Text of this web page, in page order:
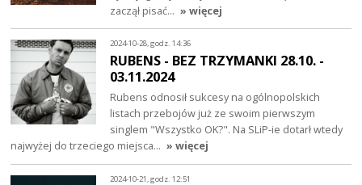
zaczął pisać… » więcej
2024-10-28, godz. 14:36
RUBENS - BEZ TRZYMANKI 28.10. -
03.11.2024
Rubens odnosił sukcesy na ogólnopolskich
listach przebojów już ze swoim pierwszym
singlem "Wszystko OK?". Na SLiP-ie dotarł wtedy
najwyżej do trzeciego miejsca… » więcej
2024-10-21, godz. 12:51